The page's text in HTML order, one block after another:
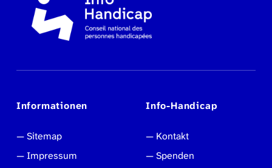
Informationen
Sitemap
Impressum
Info-Handicap
Kontakt
Spenden